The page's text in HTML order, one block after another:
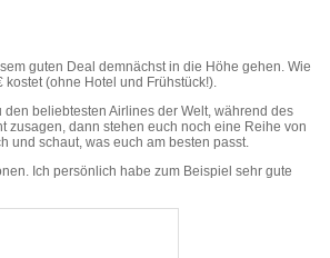
guten Deal demnächst in die Höhe gehen. Wie
(ohne Hotel und Frühstück!).
beliebtesten Airlines der Welt, während des
zusagen, dann stehen euch noch eine Reihe von
und schaut, was euch am besten passt.
Ich persönlich habe zum Beispiel sehr gute